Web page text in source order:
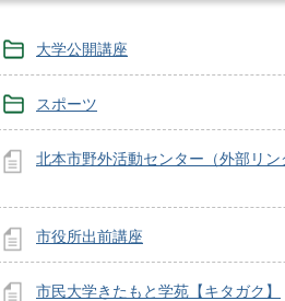
大学公開講座
スポーツ
北本市野外活動センター（外部リン
市役所出前講座
市民大学きたもと学苑【キタガク】